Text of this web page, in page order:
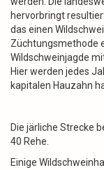
hervorbringt
das einen
Züchtungsmethode
Wildschweinjagde
Hier werden jedes
kapitalen Hauzahn
Die järliche Strecke
40 Rehe.
Einige